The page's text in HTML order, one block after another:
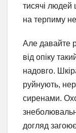
тисячі
на терпиму
Але давайте
від опіку
надовго.
руйнують,
сиренами.
догляд